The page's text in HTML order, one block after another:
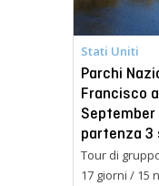
Stati Uniti
Parchi
Francisco a
September
partenza
Tour di
17 giorni / 15